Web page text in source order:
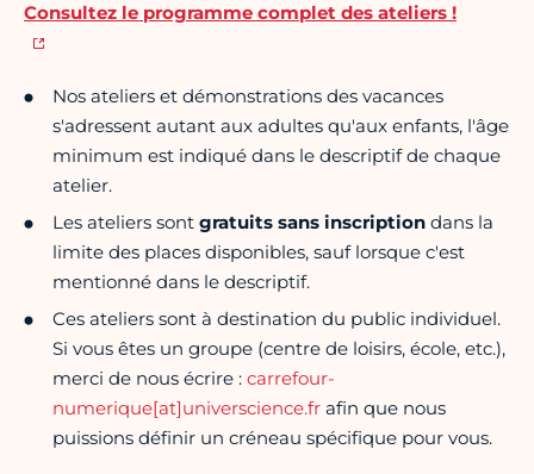
Consultez le programme complet des ateliers !
Nos ateliers et démonstrations des vacances
s'adressent autant aux adultes qu'aux enfants, l'âge
minimum est indiqué dans le descriptif de chaque
atelier.
Les ateliers sont gratuits sans inscription dans la
limite des places disponibles, sauf lorsque c'est
mentionné dans le descriptif.
Ces ateliers sont à destination du public individuel.
Si vous êtes un groupe (centre de loisirs, école, etc.),
merci de nous écrire : carrefour-
numerique[at]universcience.fr afin que nous
puissions définir un créneau spécifique pour vous.